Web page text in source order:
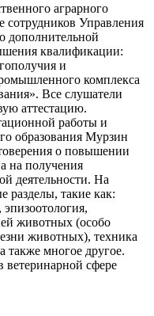
аграрного
сотрудников Управления
дополнительной
квалификации:
и
комплекса
Все слушатели
аттестацию.
работы и
образования Мурзин
о повышении
на получения
деятельности. На
разделы, такие как:
животных (особо
животных), техника
также многое другое.
сфере